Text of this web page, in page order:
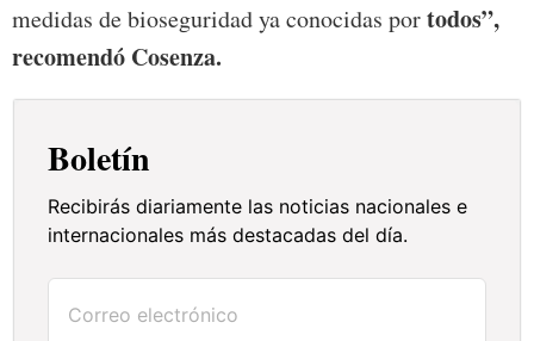
medidas de bioseguridad ya conocidas portodos”,
recomendó Cosenza.
Boletín
Recibirás diariamente las noticias nacionales e
internacionales más destacadas del día.